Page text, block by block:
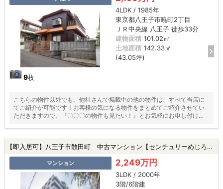
9枚
4LDK / 1985年
東京都八王子市暁町2丁目
ＪＲ中央線 八王子 徒歩33分
建物面積 101.02㎡
土地面積 142.33㎡
(43.05坪)
こちらの物件以外でも、他社さんで掲載中の他の物件は、すべて当店に
てご紹介が可能です！お客様の気になる物件をまとめてご紹介させてい
ただきますので、『〇〇〇の物件も見たい！』とお気軽にお申し付けく
【即入居可】八王子市散田町 中古マンション【センチュリーめじろ台】★めじろ台駅・駅徒歩15分以内・新規リフォーム・ペット飼育可★|八王子市散田町5丁目の中古マンション
マンション 2,249万円
3LDK / 2000年
3階/6階建